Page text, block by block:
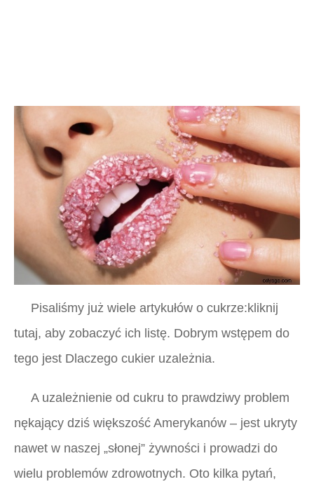
Pisaliśmy już wiele artykułów o cukrze:kliknij
tutaj, aby zobaczyć ich listę. Dobrym wstępem do
tego jest Dlaczego cukier uzależnia.
A uzależnienie od cukru to prawdziwy problem
nękający dziś większość Amerykanów – jest ukryty
nawet w naszej „słonej” żywności i prowadzi do
wielu problemów zdrowotnych. Oto kilka pytań,